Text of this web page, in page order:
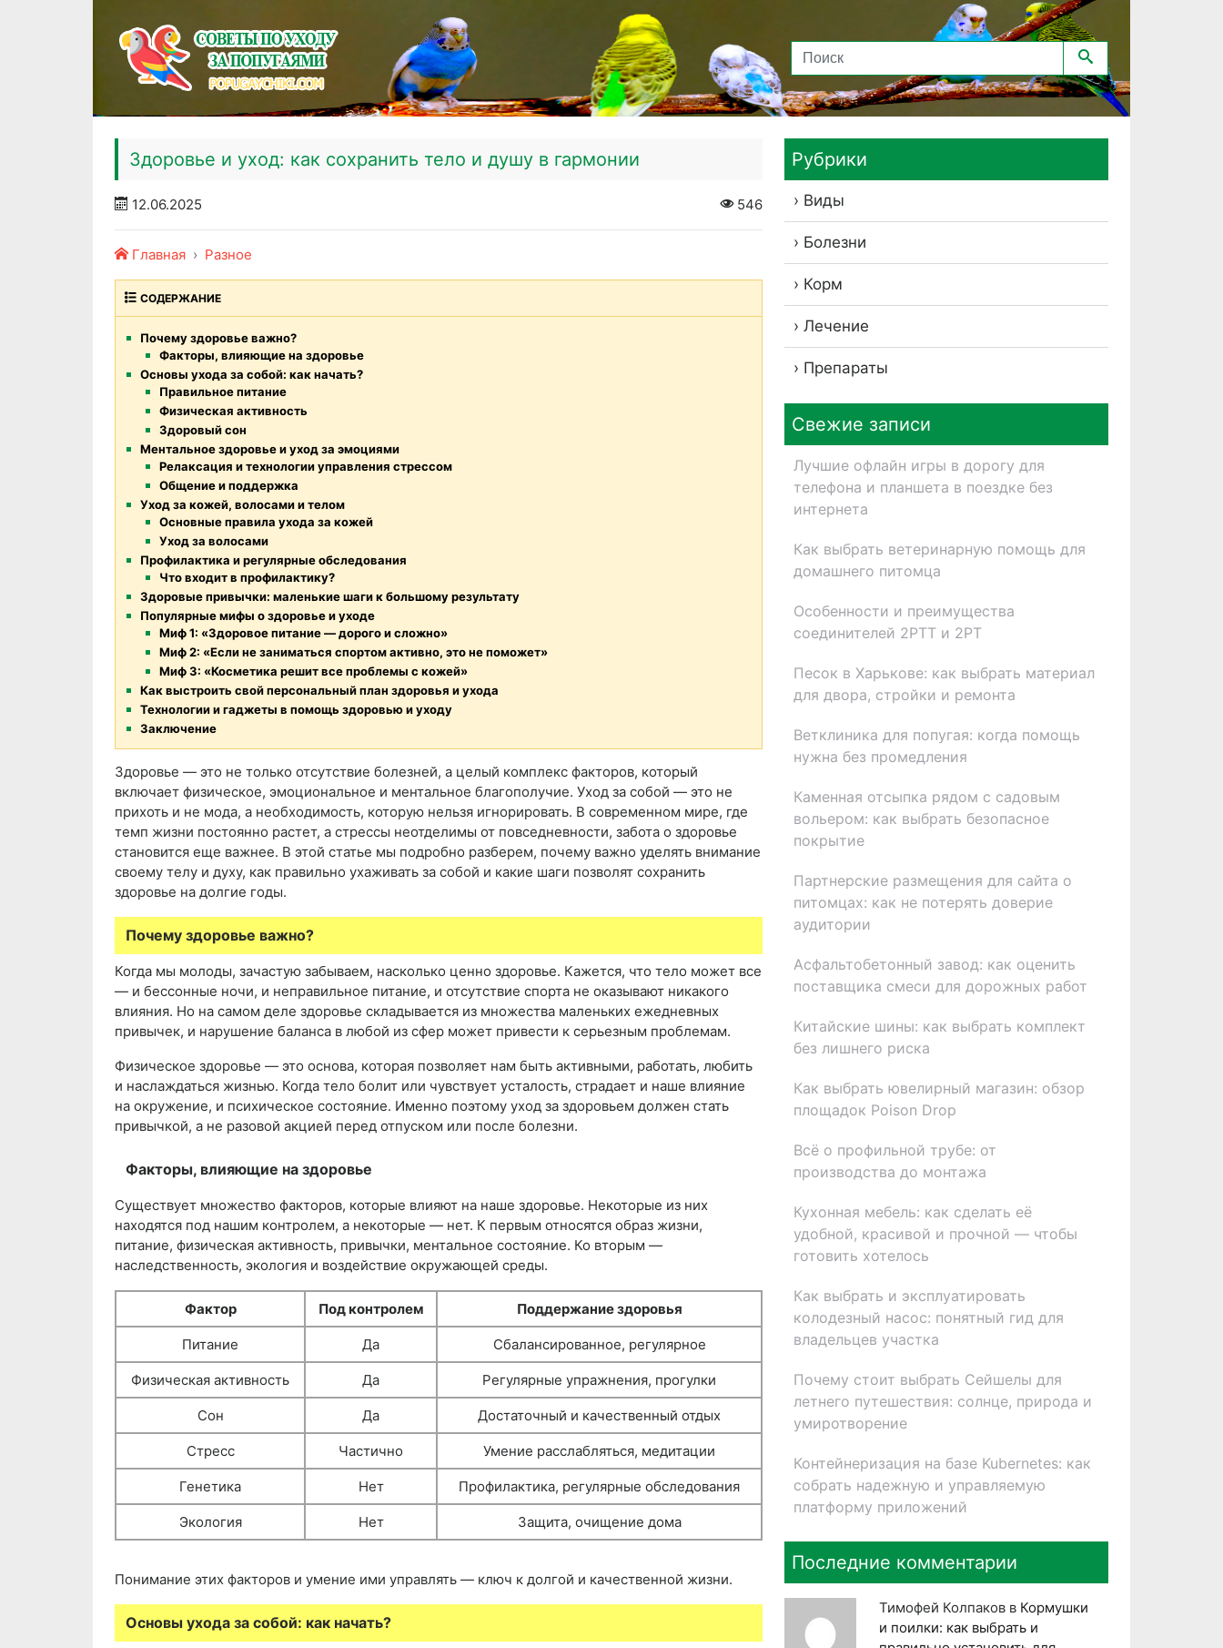
Здоровье и уход: как сохранить тело и душу в гармонии
12.06.2025 546
Главная Разное
СОДЕРЖАНИЕ
Почему здоровье важно?
Факторы, влияющие на здоровье
Основы ухода за собой: как начать?
Правильное питание
Физическая активность
Здоровый сон
Ментальное здоровье и уход за эмоциями
Релаксация и технологии управления стрессом
Общение и поддержка
Уход за кожей, волосами и телом
Основные правила ухода за кожей
Уход за волосами
Профилактика и регулярные обследования
Что входит в профилактику?
Здоровые привычки: маленькие шаги к большому результату
Популярные мифы о здоровье и уходе
Миф 1: «Здоровое питание — дорого и сложно»
Миф 2: «Если не заниматься спортом активно, это не поможет»
Миф 3: «Косметика решит все проблемы с кожей»
Как выстроить свой персональный план здоровья и ухода
Технологии и гаджеты в помощь здоровью и уходу
Заключение
Здоровье — это не только отсутствие болезней, а целый комплекс факторов, который
включает физическое, эмоциональное и ментальное благополучие. Уход за собой — это не
прихоть и не мода, а необходимость, которую нельзя игнорировать. В современном мире, где
темп жизни постоянно растет, а стрессы неотделимы от повседневности, забота о здоровье
становится еще важнее. В этой статье мы подробно разберем, почему важно уделять внимание
своему телу и духу, как правильно ухаживать за собой и какие шаги позволят сохранить
здоровье на долгие годы.
Почему здоровье важно?
Когда мы молоды, зачастую забываем, насколько ценно здоровье. Кажется, что тело может все
— и бессонные ночи, и неправильное питание, и отсутствие спорта не оказывают никакого
влияния. Но на самом деле здоровье складывается из множества маленьких ежедневных
привычек, и нарушение баланса в любой из сфер может привести к серьезным проблемам.
Физическое здоровье — это основа, которая позволяет нам быть активными, работать, любить
и наслаждаться жизнью. Когда тело болит или чувствует усталость, страдает и наше влияние
на окружение, и психическое состояние. Именно поэтому уход за здоровьем должен стать
привычкой, а не разовой акцией перед отпуском или после болезни.
Факторы, влияющие на здоровье
Существует множество факторов, которые влияют на наше здоровье. Некоторые из них
находятся под нашим контролем, а некоторые — нет. К первым относятся образ жизни,
питание, физическая активность, привычки, ментальное состояние. Ко вторым —
наследственность, экология и воздействие окружающей среды.
Фактор Под контролем Поддержание здоровья
Питание Да Сбалансированное, регулярное
Физическая активность Да Регулярные упражнения, прогулки
Сон Да Достаточный и качественный отдых
Стресс Частично Умение расслабляться, медитации
Генетика Нет Профилактика, регулярные обследования
Экология Нет Защита, очищение дома
Понимание этих факторов и умение ими управлять — ключ к долгой и качественной жизни.
Основы ухода за собой: как начать?
Рубрики
Виды
Болезни
Корм
Лечение
Препараты
Свежие записи
Лучшие офлайн игры в дорогу для
телефона и планшета в поездке без
интернета
Как выбрать ветеринарную помощь для
домашнего питомца
Особенности и преимущества
соединителей 2РТТ и 2РТ
Песок в Харькове: как выбрать материал
для двора, стройки и ремонта
Ветклиника для попугая: когда помощь
нужна без промедления
Каменная отсыпка рядом с садовым
вольером: как выбрать безопасное
покрытие
Партнерские размещения для сайта о
питомцах: как не потерять доверие
аудитории
Асфальтобетонный завод: как оценить
поставщика смеси для дорожных работ
Китайские шины: как выбрать комплект
без лишнего риска
Как выбрать ювелирный магазин: обзор
площадок Poison Drop
Всё о профильной трубе: от
производства до монтажа
Кухонная мебель: как сделать её
удобной, красивой и прочной — чтобы
готовить хотелось
Как выбрать и эксплуатировать
колодезный насос: понятный гид для
владельцев участка
Почему стоит выбрать Сейшелы для
летнего путешествия: солнце, природа и
умиротворение
Контейнеризация на базе Kubernetes: как
собрать надежную и управляемую
платформу приложений
Последние комментарии
Тимофей Колпаков в Кормушки
и поилки: как выбрать и